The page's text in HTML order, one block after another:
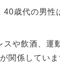
歳代の男
や飲酒、運
関係していま